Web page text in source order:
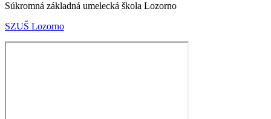
Súkromná základná umelecká škola Lozorno
SZUŠ Lozorno